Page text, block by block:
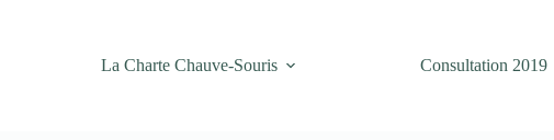
La Charte Chauve-Souris Consultation 2019